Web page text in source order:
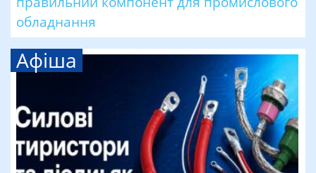
обладнання
Афіша